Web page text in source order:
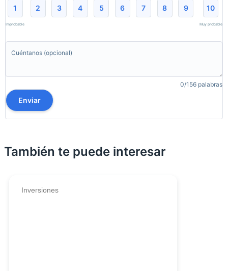
1
Improbable
2 3 4 5 6 7 8 9 10
Muy probable
0/156 palabras
Enviar
También te puede interesar
Inversiones